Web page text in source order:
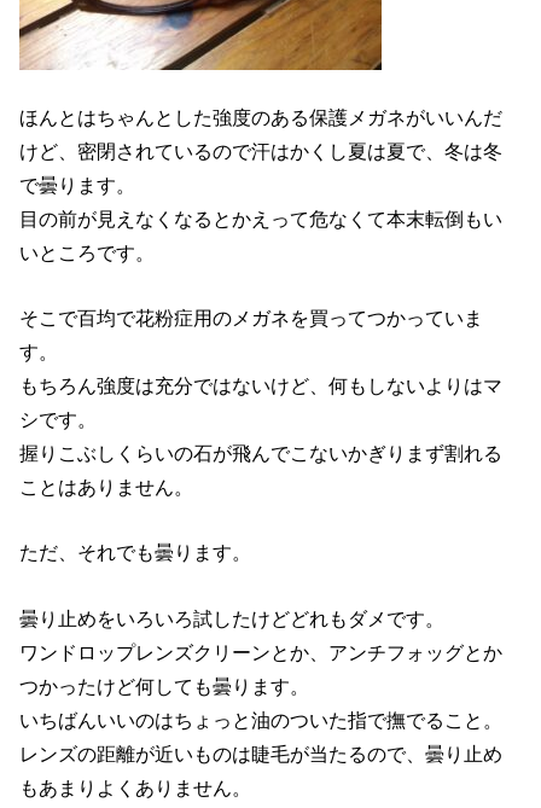
ほんとはちゃんとした強度のある保護メガネがいいんだ
けど、密閉されているので汗はかくし夏は夏で、冬は冬
で曇ります。
目の前が見えなくなるとかえって危なくて本末転倒もい
いところです。
そこで百均で花粉症用のメガネを買ってつかっていま
す。
もちろん強度は充分ではないけど、何もしないよりはマ
シです。
握りこぶしくらいの石が飛んでこないかぎりまず割れる
ことはありません。
ただ、それでも曇ります。
曇り止めをいろいろ試したけどどれもダメです。
ワンドロップレンズクリーンとか、アンチフォッグとか
つかったけど何しても曇ります。
いちばんいいのはちょっと油のついた指で撫でること。
レンズの距離が近いものは睫毛が当たるので、曇り止め
もあまりよくありません。